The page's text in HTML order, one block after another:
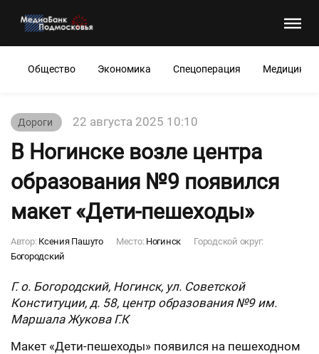
Общество Экономика Спецоперация Медицина
Дороги 22 августа 2025 10:10
В Ногинске возле центра
образования №9 появился
макет «Дети-пешеходы»
Автор: Ксения Пашуто Место: Ногинск
Городской округ:
Богородский
Г. о. Богородский, Ногинск, ул. Советской
Конституции, д. 58, центр образования №9 им.
Маршала Жукова Г.К
Макет «Дети-пешеходы» появился на пешеходном